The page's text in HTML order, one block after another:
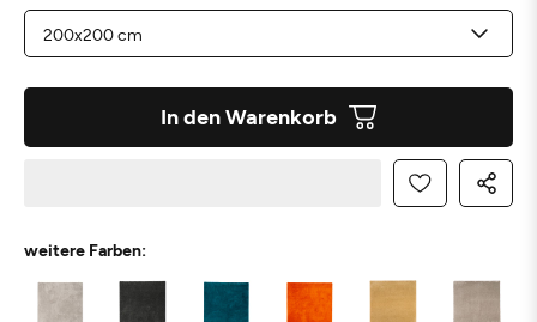
In den Warenkorb
weitere Farben: